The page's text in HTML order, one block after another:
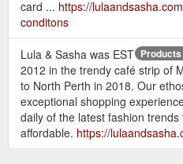
card ... https://
conditons
Lula & Sasha was EST
2012 in the trendy café strip of
to North Perth in 2018. Our
exceptional shopping
daily of the latest fashion
affordable. https://